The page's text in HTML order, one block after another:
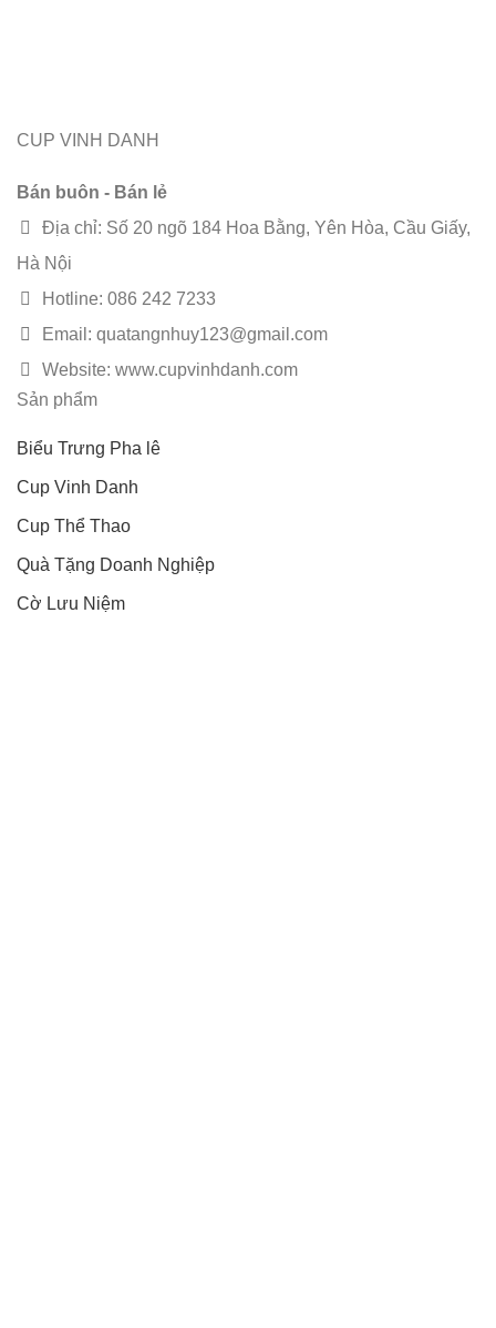
CUP VINH DANH
Bán buôn - Bán lẻ
Địa chỉ: Số 20 ngõ 184 Hoa Bằng, Yên Hòa, Cầu Giấy,
Hà Nội
Hotline: 086 242 7233
Email: quatangnhuy123@gmail.com
Website: www.cupvinhdanh.com
Sản phẩm
Biểu Trưng Pha lê
Cup Vinh Danh
Cup Thể Thao
Quà Tặng Doanh Nghiệp
Cờ Lưu Niệm